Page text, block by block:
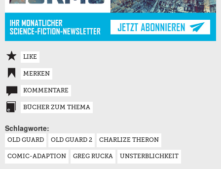
LIKE
MERKEN
KOMMENTARE
BÜCHER ZUM THEMA
Schlagworte:
OLD GUARD OLD GUARD 2 CHARLIZE THERON
COMIC-ADAPTION GREG RUCKA UNSTERBLICHKEIT